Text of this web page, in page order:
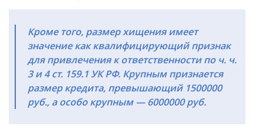
Кроме того, размер хищения имеет
значение как квалифицирующий признак
для привлечения к ответственности по ч. ч.
3 и 4 ст. 159.1 УК РФ. Крупным признается
размер кредита, превышающий 1500000
руб., а особо крупным — 6000000 руб.